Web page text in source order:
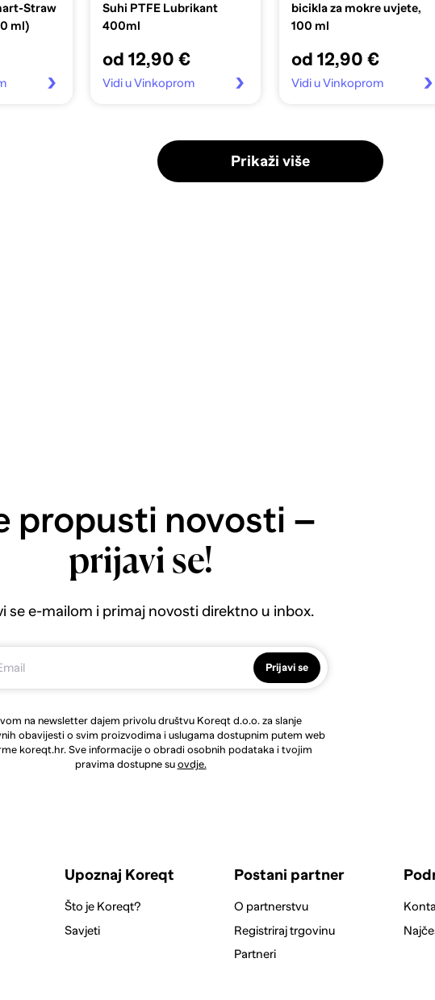
Straw
ml)
Suhi PTFE Lubrikant
400ml
od 12,90 €
Vidi u Vinkoprom
bicikla za mokre uvjete,
100 ml
od 12,90 €
Vidi u Vinkoprom
Prikaži više
propusti novosti –
prijavi se!
se e-mailom i primaj novosti direktno u inbox.
Prijavi se
na newsletter dajem privolu društvu Koreqt d.o.o. za slanje
obavijesti o svim proizvodima i uslugama dostupnim putem web
koreqt.hr. Sve informacije o obradi osobnih podataka i tvojim
pravima dostupne su ovdje.
Upoznaj Koreqt
Što je Koreqt?
Savjeti
Postani partner
O partnerstvu
Registriraj trgovinu
Partneri